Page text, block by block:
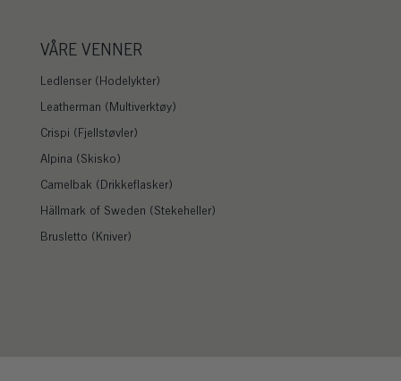
VÅRE VENNER
Ledlenser (Hodelykter)
Leatherman (Multiverktøy)
Crispi (Fjellstøvler)
Alpina (Skisko)
Camelbak (Drikkeflasker)
Hällmark of Sweden (Stekeheller)
Brusletto (Kniver)